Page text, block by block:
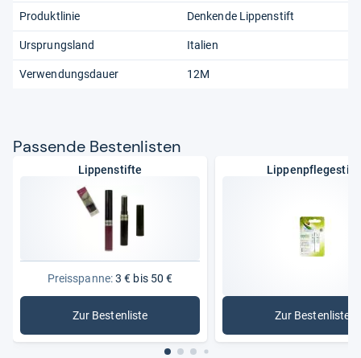
Produktlinie Denkende Lippenstift
Ursprungsland Italien
Verwendungsdauer 12M
Pas­sende Bes­ten­lis­ten
Lippenstifte
Preisspanne:3 € bis 50 €
Zur Bestenliste
: Lippenstifte
Lippenpflegestift
Zur Bestenliste
: